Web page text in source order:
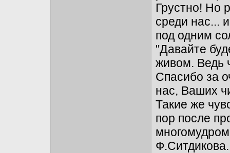
Грустно! Но
среди нас...
под одним
"Давайте
живом. Ведь
Спасибо за
нас, Ваших
Такие же
пор после
Ф.Ситдикова.